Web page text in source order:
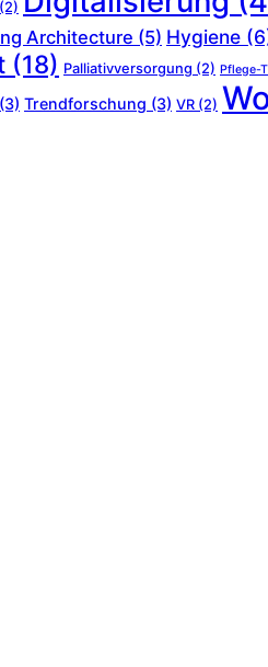
(2)
Architecture (5) Hygiene
(18) Palliativversorgung (2) Pflege-
(3) Trendforschung (3) VR (2)